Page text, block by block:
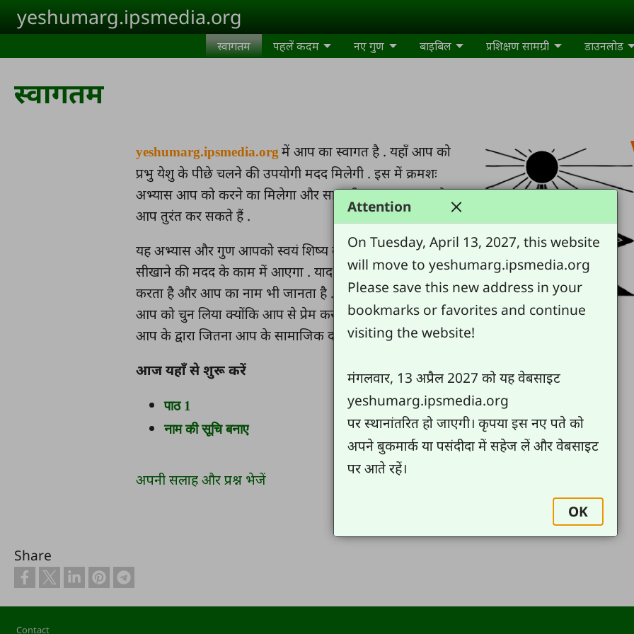
Skip to main content
yeshumarg.ipsmedia.org
स्वागतम पहलें कदम नए गुण बाइबिल प्रशिक्षण सामग्री डाउनलोड
स्वागतम
yeshumarg.ipsmedia.org में आप का स्वागत है . यहाँ आप को
प्रभु येशु के पीछे चलने की उपयोगी मदद मिलेगी . इस में क्रमशः
अभ्यास आप को करने का मिलेगा और साथ ही साथ नया गुण जो
आप तुरंत कर सकते हैं .
यह अभ्यास और गुण आपको स्वयं शिष्य बढ़ने और दूसरे शिष्य को
सीखाने की मदद के काम में आएगा . याद रखिये येशु आप से प्यार
करता है और आप का नाम भी जानता है . येशु आप के लिए मरा और
आप को चुन लिया क्योंकि आप से प्रेम करता है और वह चाहता है कि
आप के द्वारा जितना आप के सामाजिक दायरे में हो सब येशु में आस्था रखें .
आज यहाँ से शुरू करें
पाठ 1
नाम की सूचि बनाए
अपनी सलाह और प्रश्न भेजें
Share
Footer
Contact
Attention
On Tuesday, April 13, 2027, this website
will move to yeshumarg.ipsmedia.org
Please save this new address in your
bookmarks or favorites and continue
visiting the website!
मंगलवार, 13 अप्रैल 2027 को यह वेबसाइट
yeshumarg.ipsmedia.org
पर स्थानांतरित हो जाएगी। कृपया इस नए पते को
अपने बुकमार्क या पसंदीदा में सहेज लें और वेबसाइट
पर आते रहें।
OK